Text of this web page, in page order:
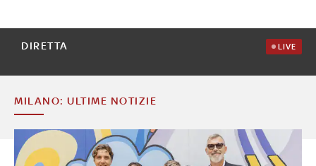
DIRETTA LIVE
MILANO: ULTIME NOTIZIE